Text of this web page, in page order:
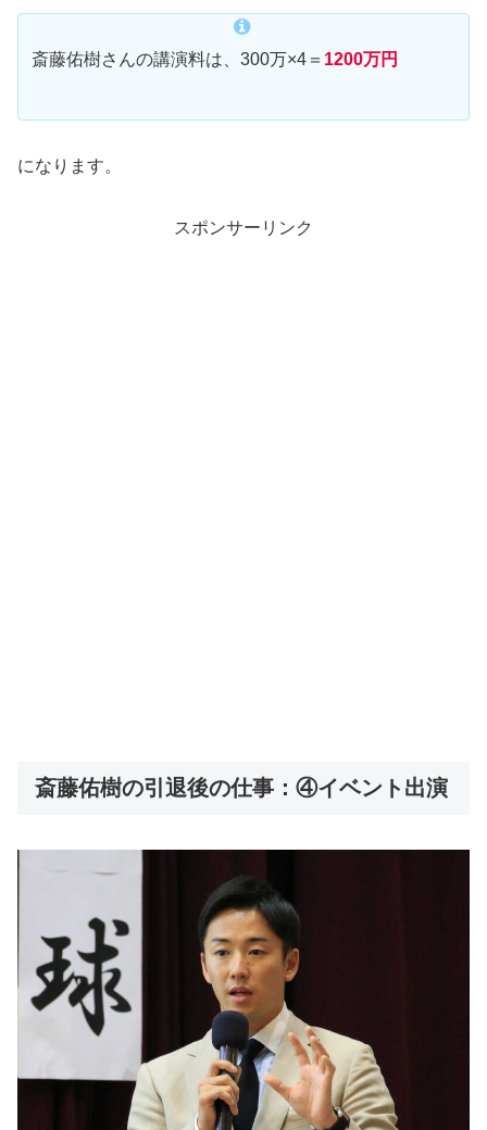
斎藤佑樹さんの講演料は、300万×4＝ 1200万円
になります。
スポンサーリンク
斎藤佑樹の引退後の仕事：④イベント出演